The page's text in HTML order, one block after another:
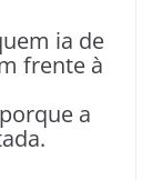
ia de
frente à
a